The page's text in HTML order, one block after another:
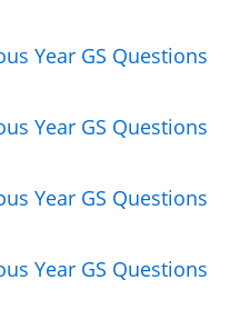
Year GS Questions
Year GS Questions
Year GS Questions
Year GS Questions